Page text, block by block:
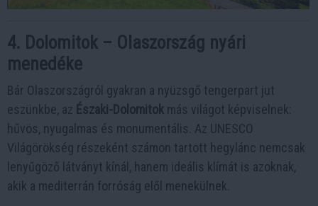
4. Dolomitok – Olaszország nyári
menedéke
Bár Olaszországról gyakran a nyüzsgő tengerpart jut
eszünkbe, az Északi-Dolomitok más világot képviselnek:
hűvös, nyugalmas és monumentális. Az UNESCO
Világörökség részeként számon tartott hegylánc nemcsak
lenyűgöző látványt kínál, hanem ideális klímát is azoknak,
akik a mediterrán forróság elől menekülnek.